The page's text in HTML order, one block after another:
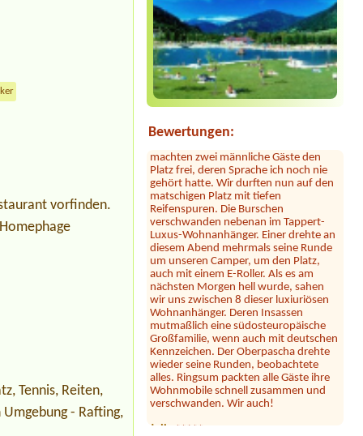
Bewertungen:
Sylvia Vodel***
Die Bilder mit dem See täuschen. Der
See liegt ein Stück entfernt. Dafür ist
das Camping nah an der Autobahn.
Der Hammer kommt jetzt: dort hauste
ein Clan! Der uns zugewiesene Platz
war mit 2 Kleinbussen zugestellt. Erst
nach Bitten der Platzbetreiberin
machten zwei männliche Gäste den
Platz frei, deren Sprache ich noch nie
gehört hatte. Wir durften nun auf den
matschigen Platz mit tiefen
Reifenspuren. Die Burschen
verschwanden nebenan im Tappert-
Luxus-Wohnanhänger. Einer drehte an
diesem Abend mehrmals seine Runde
um unseren Camper, um den Platz,
auch mit einem E-Roller. Als es am
nächsten Morgen hell wurde, sahen
wir uns zwischen 8 dieser luxiuriösen
Wohnanhänger. Deren Insassen
mutmaßlich eine südosteuropäische
Großfamilie, wenn auch mit deutschen
Kennzeichen. Der Oberpascha drehte
wieder seine Runden, beobachtete
alles. Ringsum packten alle Gäste ihre
Wohnmobile schnell zusammen und
verschwanden. Wir auch!
Julia*****
Dieser Campingplatz ist wunderschön
vorfinden.
Tennis, Reiten,
- Rafting,